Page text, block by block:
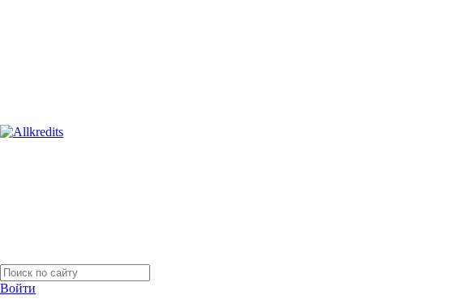
Войти